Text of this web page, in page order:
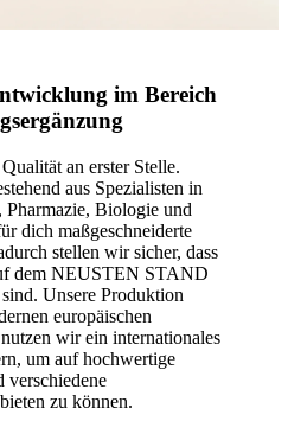
im Bereich
an erster Stelle.
aus Spezialisten in
Biologie und
dich maßgeschneiderte
stellen wir sicher, dass
dem NEUSTEN STAND
Unsere Produktion
europäischen
wir ein internationales
um auf hochwertige
verschiedene
zu können.